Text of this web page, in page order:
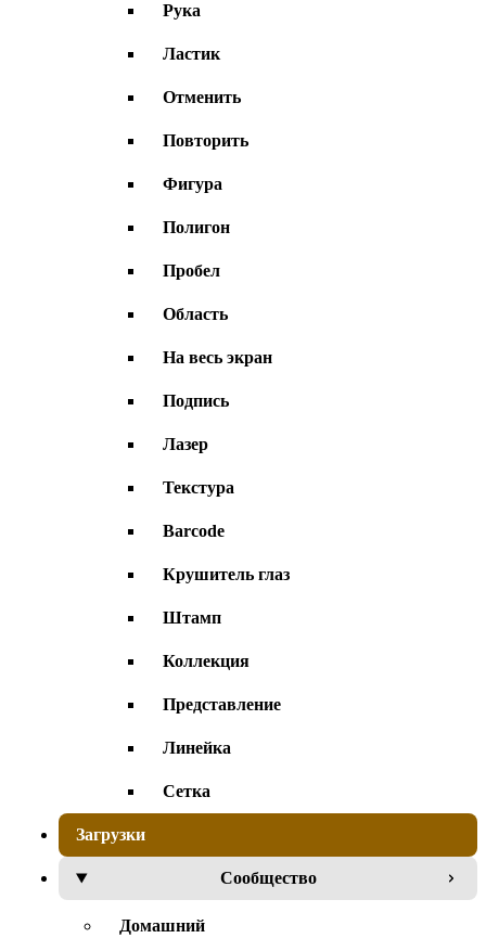
Рука
Ластик
Отменить
Повторить
Фигура
Полигон
Пробел
Область
На весь экран
Подпись
Лазер
Текстура
Barcode
Крушитель глаз
Штамп
Коллекция
Представление
Линейка
Сетка
Загрузки
Сообщество
Домашний